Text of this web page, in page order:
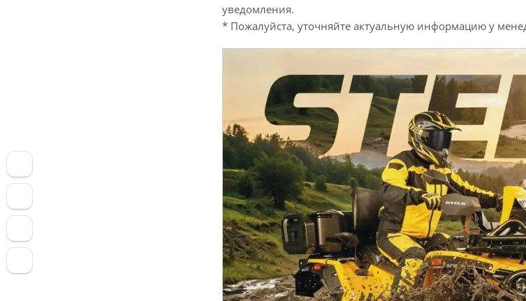
уведомления.
* Пожалуйста, уточняйте актуальную информацию у